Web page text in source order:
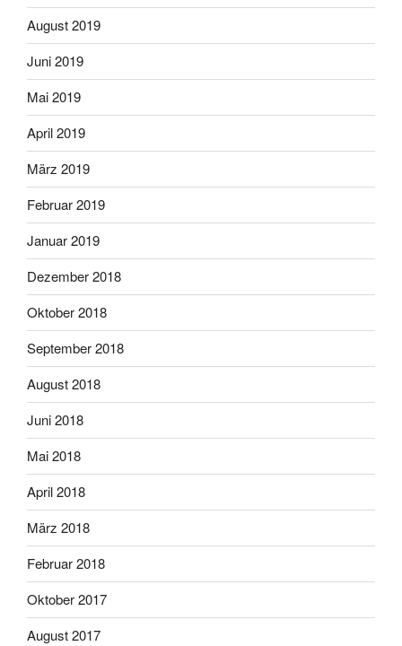
August 2019
Juni 2019
Mai 2019
April 2019
März 2019
Februar 2019
Januar 2019
Dezember 2018
Oktober 2018
September 2018
August 2018
Juni 2018
Mai 2018
April 2018
März 2018
Februar 2018
Oktober 2017
August 2017